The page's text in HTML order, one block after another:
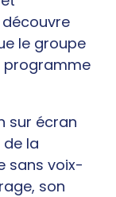
le groupe
programme
sur écran
la
sans voix-
son